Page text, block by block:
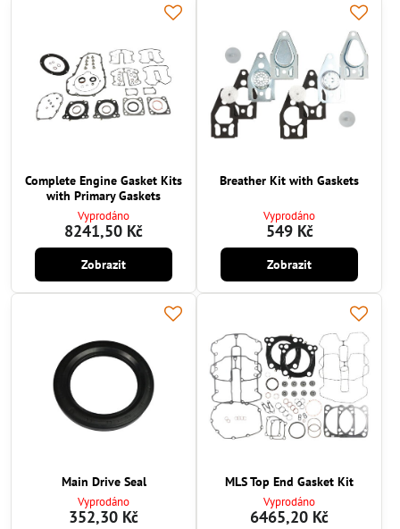
Complete Engine Gasket Kits
with Primary Gaskets
Vyprodáno
8241,50 Kč
Zobrazit
Breather Kit with Gaskets
Vyprodáno
549 Kč
Zobrazit
Main Drive Seal
Vyprodáno
352,30 Kč
MLS Top End Gasket Kit
Vyprodáno
6465,20 Kč